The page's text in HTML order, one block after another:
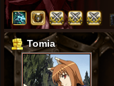
Tomia